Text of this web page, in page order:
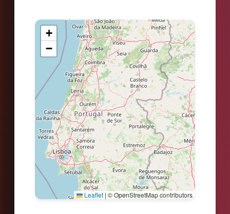
+
−
Leaflet | © OpenStreetMap contributors